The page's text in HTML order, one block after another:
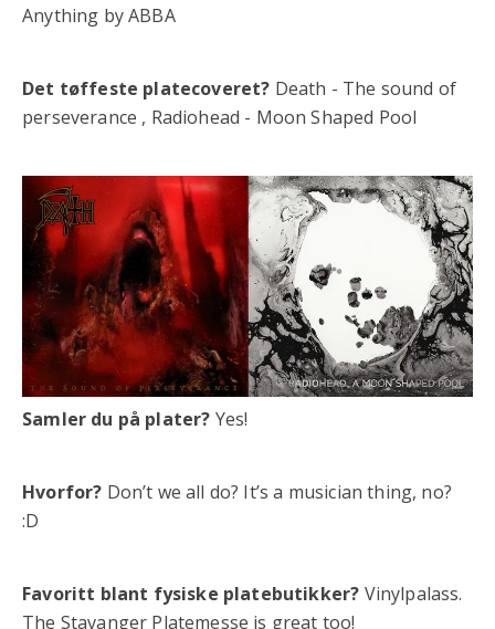
Anything by ABBA
Det tøffeste platecoveret? Death - The sound of
perseverance , Radiohead - Moon Shaped Pool
Samler du på plater? Yes!
Hvorfor? Don’t we all do? It’s a musician thing, no?
:D
Favoritt blant fysiske platebutikker? Vinylpalass.
The Stavanger Platemesse is great too!